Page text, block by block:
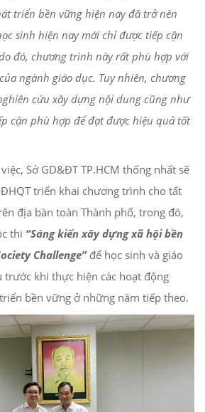
triển bền vững hiện nay đã trở nên
sinh hiện nay mới chỉ được tiếp cận
đó, chương trình này rất phù hợp với
ngành giáo dục. Tuy nhiên, chương
cứu xây dựng nội dung cũng như
cận phù hợp để đạt được hiệu quả tốt
Sở GD&ĐT TP.HCM thống nhất sẽ
triển khai chương trình cho tất
địa bàn toàn Thành phố, trong đó,
thi “Sáng kiến xây dựng xã hội bền
Challenge”để học sinh và giáo
trước khi thực hiện các hoạt động
bền vững ở những năm tiếp theo.